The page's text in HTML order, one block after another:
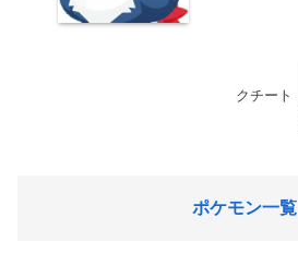
クチート
ポケモン一覧